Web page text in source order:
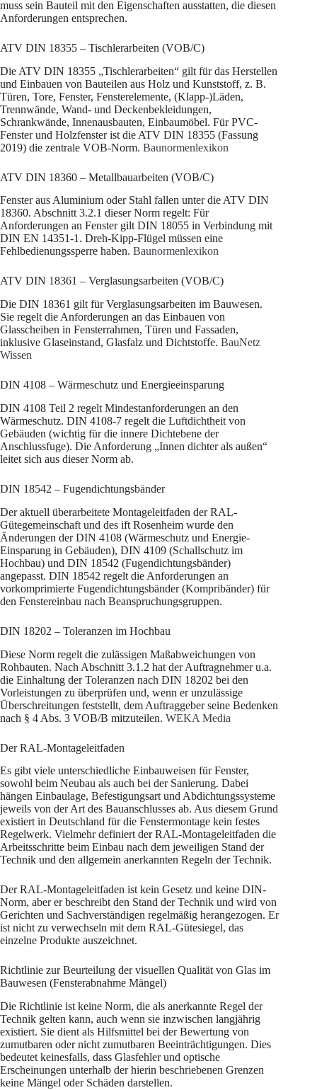
muss sein Bauteil mit den Eigenschaften ausstatten, die diesen
Anforderungen entsprechen.
ATV DIN 18355 – Tischlerarbeiten (VOB/C)
Die ATV DIN 18355 „Tischlerarbeiten“ gilt für das Herstellen
und Einbauen von Bauteilen aus Holz und Kunststoff, z. B.
Türen, Tore, Fenster, Fensterelemente, (Klapp-)Läden,
Trennwände, Wand- und Deckenbekleidungen,
Schrankwände, Innenausbauten, Einbaumöbel. Für PVC-
Fenster und Holzfenster ist die ATV DIN 18355 (Fassung
2019) die zentrale VOB-Norm. Baunormenlexikon
ATV DIN 18360 – Metallbauarbeiten (VOB/C)
Fenster aus Aluminium oder Stahl fallen unter die ATV DIN
18360. Abschnitt 3.2.1 dieser Norm regelt: Für
Anforderungen an Fenster gilt DIN 18055 in Verbindung mit
DIN EN 14351-1. Dreh-Kipp-Flügel müssen eine
Fehlbedienungssperre haben. Baunormenlexikon
ATV DIN 18361 – Verglasungsarbeiten (VOB/C)
Die DIN 18361 gilt für Verglasungsarbeiten im Bauwesen.
Sie regelt die Anforderungen an das Einbauen von
Glasscheiben in Fensterrahmen, Türen und Fassaden,
inklusive Glaseinstand, Glasfalz und Dichtstoffe. BauNetz
Wissen
DIN 4108 – Wärmeschutz und Energieeinsparung
DIN 4108 Teil 2 regelt Mindestanforderungen an den
Wärmeschutz. DIN 4108-7 regelt die Luftdichtheit von
Gebäuden (wichtig für die innere Dichtebene der
Anschlussfuge). Die Anforderung „Innen dichter als außen“
leitet sich aus dieser Norm ab.
DIN 18542 – Fugendichtungsbänder
Der aktuell überarbeitete Montageleitfaden der RAL-
Gütegemeinschaft und des ift Rosenheim wurde den
Änderungen der DIN 4108 (Wärmeschutz und Energie-
Einsparung in Gebäuden), DIN 4109 (Schallschutz im
Hochbau) und DIN 18542 (Fugendichtungsbänder)
angepasst. DIN 18542 regelt die Anforderungen an
vorkomprimierte Fugendichtungsbänder (Kompribänder) für
den Fenstereinbau nach Beanspruchungsgruppen.
DIN 18202 – Toleranzen im Hochbau
Diese Norm regelt die zulässigen Maßabweichungen von
Rohbauten. Nach Abschnitt 3.1.2 hat der Auftragnehmer u.a.
die Einhaltung der Toleranzen nach DIN 18202 bei den
Vorleistungen zu überprüfen und, wenn er unzulässige
Überschreitungen feststellt, dem Auftraggeber seine Bedenken
nach § 4 Abs. 3 VOB/B mitzuteilen. WEKA Media
Der RAL-Montageleitfaden
Es gibt viele unterschiedliche Einbauweisen für Fenster,
sowohl beim Neubau als auch bei der Sanierung. Dabei
hängen Einbaulage, Befestigungsart und Abdichtungssysteme
jeweils von der Art des Bauanschlusses ab. Aus diesem Grund
existiert in Deutschland für die Fenstermontage kein festes
Regelwerk. Vielmehr definiert der RAL-Montageleitfaden die
Arbeitsschritte beim Einbau nach dem jeweiligen Stand der
Technik und den allgemein anerkannten Regeln der Technik.
Der RAL-Montageleitfaden ist kein Gesetz und keine DIN-
Norm, aber er beschreibt den Stand der Technik und wird von
Gerichten und Sachverständigen regelmäßig herangezogen. Er
ist nicht zu verwechseln mit dem RAL-Gütesiegel, das
einzelne Produkte auszeichnet.
Richtlinie zur Beurteilung der visuellen Qualität von Glas im
Bauwesen (Fensterabnahme Mängel)
Die Richtlinie ist keine Norm, die als anerkannte Regel der
Technik gelten kann, auch wenn sie inzwischen langjährig
existiert. Sie dient als Hilfsmittel bei der Bewertung von
zumutbaren oder nicht zumutbaren Beeinträchtigungen. Dies
bedeutet keinesfalls, dass Glasfehler und optische
Erscheinungen unterhalb der hierin beschriebenen Grenzen
keine Mängel oder Schäden darstellen.